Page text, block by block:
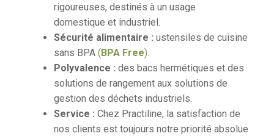
rigoureuses, destinés à un usage
domestique et industriel.
Sécurité alimentaire : ustensiles de cuisine
sans BPA(BPA Free).
Polyvalence : des bacs hermétiques et des
solutions de rangement aux solutions de
gestion des déchets industriels.
Service : Chez Practiline, la satisfaction de
nos clients est toujours notre priorité absolue